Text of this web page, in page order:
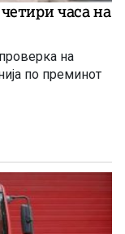
часа на
на
по преминот